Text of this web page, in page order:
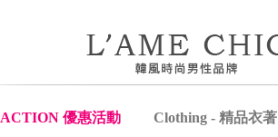
ACTION 優惠活動 Clothing - 精品衣著